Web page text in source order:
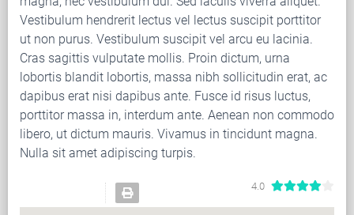
Vestibulum hendrerit lectus vel lectus suscipit porttitor
ut non purus. Vestibulum suscipit vel arcu eu lacinia.
Cras sagittis vulputate mollis. Proin dictum, urna
lobortis blandit lobortis, massa nibh sollicitudin erat, ac
dapibus erat nisi dapibus ante. Fusce id risus luctus,
porttitor massa in, interdum ante. Aenean non commodo
libero, ut dictum mauris. Vivamus in tincidunt magna.
Nulla sit amet adipiscing turpis.
4.0